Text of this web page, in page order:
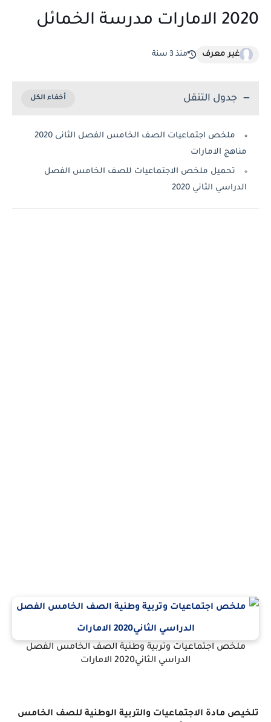
2020 الامارات مدرسة الخمائل
غير معرف منذ 3 سنة
جدول التنقل
ملخص اجتماعيات الصف الخامس الفصل الثانى 2020
مناهج الامارات
تحميل ملخص الاجتماعيات للصف الخامس الفصل
الدراسي الثاني 2020
ملخص اجتماعيات وتربية وطنية الصف الخامس الفصل
الدراسي الثاني2020 الامارات
تلخيص مادة الاجتماعيات والتربية الوطنية للصف الخامس